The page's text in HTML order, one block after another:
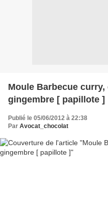
Moule Barbecue
gingembre [ papillote ]
Publié le 05/06/2012 à 22:38
Par Avocat_chocolat